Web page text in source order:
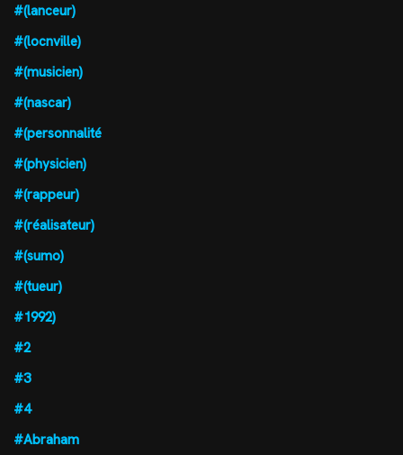
#(lanceur)
#(locnville)
#(musicien)
#(nascar)
#(personnalité
#(physicien)
#(rappeur)
#(réalisateur)
#(sumo)
#(tueur)
#1992)
#2
#3
#4
#Abraham